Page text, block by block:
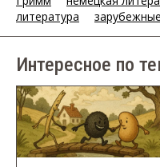
литература
Интересное по